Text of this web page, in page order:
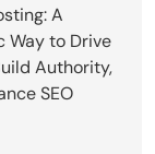
A
Way to Drive
Authority,
SEO